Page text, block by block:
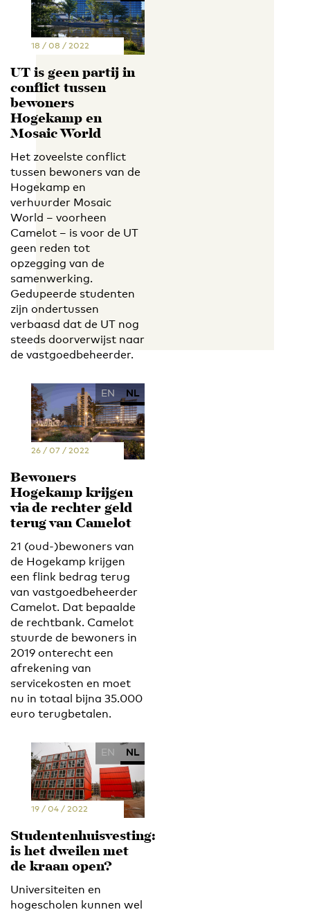
18 / 08 / 2022
UT is geen partij in
conflict tussen
bewoners
Hogekamp en
Mosaic World
Het zoveelste conflict
tussen bewoners van de
Hogekamp en
verhuurder Mosaic
World – voorheen
Camelot – is voor de UT
geen reden tot
opzegging van de
samenwerking.
Gedupeerde studenten
zijn ondertussen
verbaasd dat de UT nog
steeds doorverwijst naar
de vastgoedbeheerder.
EN NL
26 / 07 / 2022
Bewoners
Hogekamp krijgen
via de rechter geld
terug van Camelot
21 (oud-)bewoners van
de Hogekamp krijgen
een flink bedrag terug
van vastgoedbeheerder
Camelot. Dat bepaalde
de rechtbank. Camelot
stuurde de bewoners in
2019 onterecht een
afrekening van
servicekosten en moet
nu in totaal bijna 35.000
euro terugbetalen.
EN NL
19 / 04 / 2022
Studentenhuisvesting:
is het dweilen met
de kraan open?
Universiteiten en
hogescholen kunnen wel